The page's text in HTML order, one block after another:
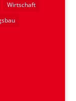
Wirtschaft